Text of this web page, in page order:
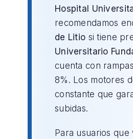
Hospital
recomendamos
de Litio si tiene
Universitario
cuenta con
8%. Los motores
constante que
subidas.
Para usuarios